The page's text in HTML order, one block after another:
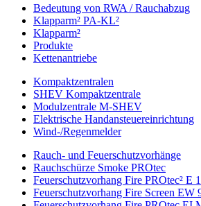
Bedeutung von RWA / Rauchabzug
Klapparm² PA-KL²
Klapparm²
Produkte
Kettenantriebe
Kompaktzentralen
SHEV Kompaktzentrale
Modulzentrale M-SHEV
Elektrische Handansteuereinrichtung
Wind-/Regenmelder
Rauch- und Feuerschutzvorhänge
Rauchschürze Smoke PROtec
Feuerschutzvorhang Fire PROtec² E
Feuerschutzvorhang Fire Screen EW